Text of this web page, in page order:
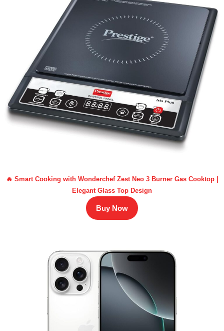
🔥 Smart Cooking with Wonderchef Zest Neo 3 Burner Gas Cooktop |
Elegant Glass Top Design
Buy Now